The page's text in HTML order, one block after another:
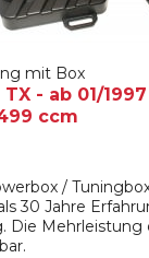
mit Box
- ab 01/1997
ccm
/
30 Jahre
Die Mehrleistung